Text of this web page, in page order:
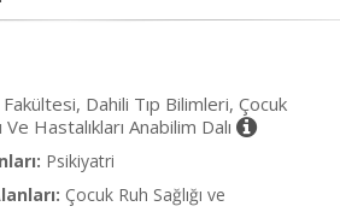
Fakültesi, Dahili Tıp Bilimleri, Çocuk
Ve Hastalıkları Anabilim Dalı
Psikiyatri
Çocuk Ruh Sağlığı ve